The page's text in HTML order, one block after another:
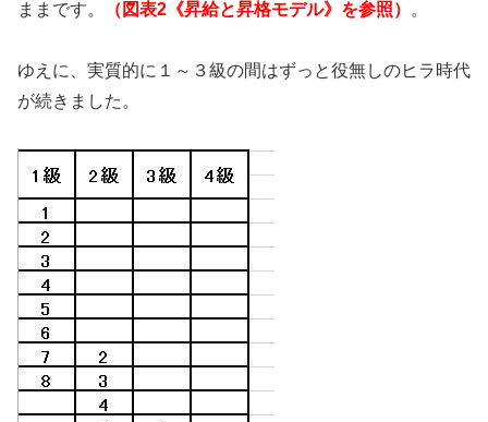
ままです。
（図表2《昇給と昇格モデル》を参照） 。
ゆえに、実質的に１～３級の間はずっと役無しのヒラ時代
が続きました。